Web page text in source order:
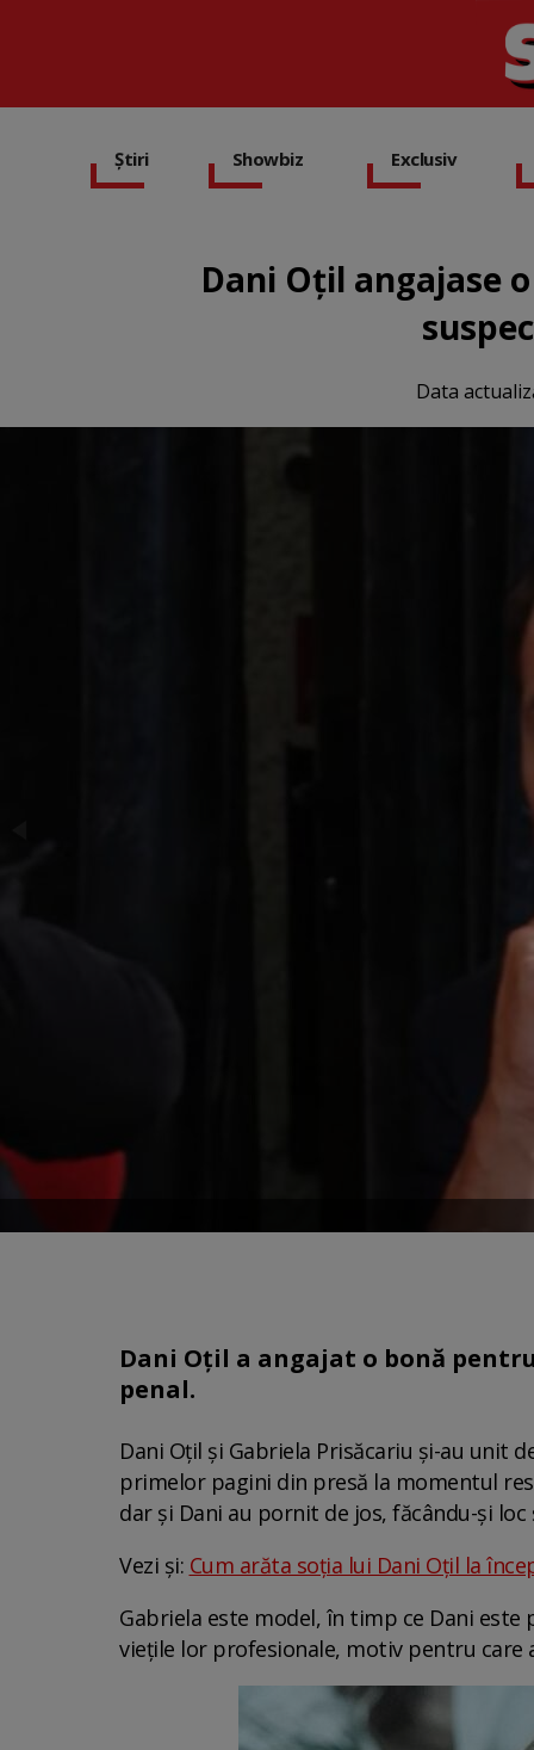
Știri Showbiz Exclusiv
Dani Oțil angajase
Data
Dani Oțil a angajat o bonă
penal.
Dani Oțil și Gabriela Prisăcariu și-au unit
primelor pagini din presă la momentul
dar și Dani au pornit de jos, făcându-și
Vezi și: Cum arăta soția lui Dani Oțil la
Gabriela este model, în timp ce Dani
viețile lor profesionale, motiv pentru care